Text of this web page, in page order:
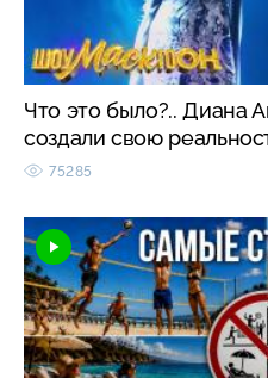
Что это было?.. Диана
создали свою
75285